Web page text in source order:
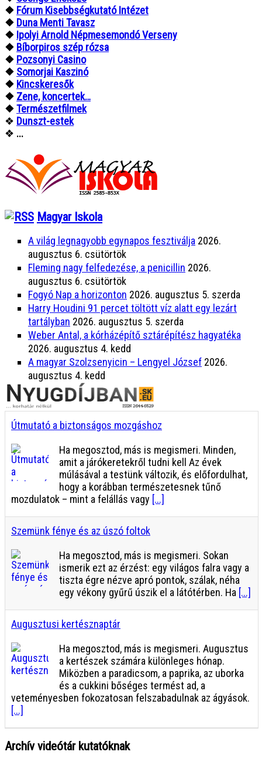
❖ Fórum Kisebbségkutató Intézet
❖ Duna Menti Tavasz
❖ Ipolyi Arnold Népmesemondó Verseny
❖ Bíborpiros szép rózsa
❖ Pozsonyi Casino
❖ Somorjai Kaszinó
❖ Kincskeresők
❖ Zene, koncertek…
❖Természetfilmek
❖ Dunszt-estek
❖ ...
Magyar Iskola
A világ legnagyobb egynapos fesztiválja 2026.
augusztus 6. csütörtök
Fleming nagy felfedezése, a penicillin 2026.
augusztus 6. csütörtök
Fogyó Nap a horizonton 2026. augusztus 5. szerda
Harry Houdini 91 percet töltött víz alatt egy lezárt
tartályban 2026. augusztus 5. szerda
Weber Antal, a kórházépítő sztárépítész hagyatéka
2026. augusztus 4. kedd
A magyar Szolzsenyicin – Lengyel József 2026.
augusztus 4. kedd
Útmutató a biztonságos mozgáshoz
Ha megosztod, más is megismeri. Minden,
amit a járókeretekről tudni kell Az évek
múlásával a testünk változik, és előfordulhat,
hogy a korábban természetesnek tűnő
mozdulatok – mint a felállás vagy [...]
Szemünk fénye és az úszó foltok
Ha megosztod, más is megismeri. Sokan
ismerik ezt az érzést: egy világos falra vagy a
tiszta égre nézve apró pontok, szálak, néha
egy vékony gyűrű úszik el a látótérben. Ha [...]
Augusztusi kertésznaptár
Ha megosztod, más is megismeri. Augusztus
a kertészek számára különleges hónap.
Miközben a paradicsom, a paprika, az uborka
és a cukkini bőséges termést ad, a
veteményesben fokozatosan felszabadulnak az ágyások.
[...]
Archív videótár kutatóknak